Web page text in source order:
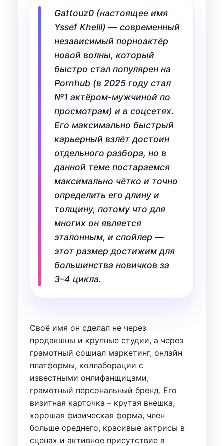
Gattouz0 (настоящее имя
Yssef Khelil) — современный
независимый порноактёр
новой волны, который
быстро стал популярен на
Pornhub (в 2025 году стал
№1 актёром-мужчиной по
просмотрам) и в соцсетях.
Его максимально быстрый
карьерный взлёт достоин
отдельного разбора, но в
данной теме постараемся
максимально чётко и точно
определить его длину и
толщину, потому что для
многих он является
эталонным, и спойлер —
этот размер достижим для
большинства новичков за
3–4 цикла.
Своё имя он сделал не через
продакшны и крупные студии, а через
грамотный сошиал маркетинг, онлайн
платформы, коллаборации с
известными онлифанщицами,
грамотный персональный бренд. Его
визитная карточка – крутая внешка,
хорошая физическая форма, член
больше среднего, красивые актрисы в
сценах и активное присутствие в